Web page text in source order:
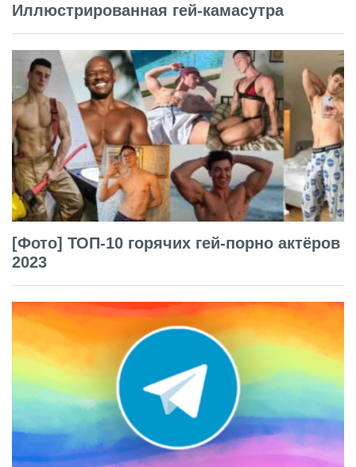
Иллюстрированная гей-камасутра
[Фото] ТОП-10 горячих гей-порно актёров
2023